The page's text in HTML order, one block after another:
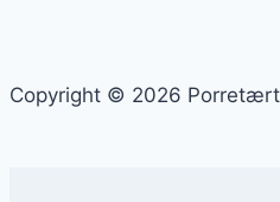
Copyright © 2026